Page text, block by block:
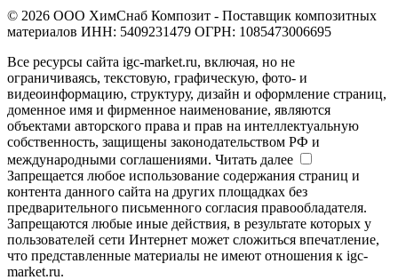
© 2026 ООО ХимСнаб Композит - Поставщик композитных
материалов ИНН: 5409231479 ОГРН: 1085473006695
Все ресурсы сайта igc-market.ru, включая, но не
ограничиваясь, текстовую, графическую, фото- и
видеоинформацию, структуру, дизайн и оформление страниц,
доменное имя и фирменное наименование, являются
объектами авторского права и прав на интеллектуальную
собственность, защищены законодательством РФ и
международными соглашениями. Читать далее
Запрещается любое использование содержания страниц и
контента данного сайта на других площадках без
предварительного письменного согласия правообладателя.
Запрещаются любые иные действия, в результате которых у
пользователей сети Интернет может сложиться впечатление,
что представленные материалы не имеют отношения к igc-
market.ru.